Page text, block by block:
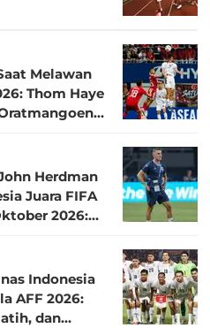
Melawan
Thom Haye
Herdman
Juara FIFA
2026:
Indonesia
AFF 2026:
dan